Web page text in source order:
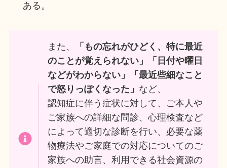
ある。
また、
「もの忘れがひどく、特に最近
のことが覚えられない」
「日付や曜日
などがわからない」
「最近些細なこと
で怒りっぽくなった」 など、
認知症に伴う症状に対して、ご本人や
ご家族への詳細な問診、心理検査など
によって適切な診断を行い、必要な薬
物療法やご家庭での対応についてのご
家族への助言、利用できる社会資源の